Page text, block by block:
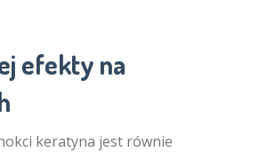
efekty na
keratyna jest równie